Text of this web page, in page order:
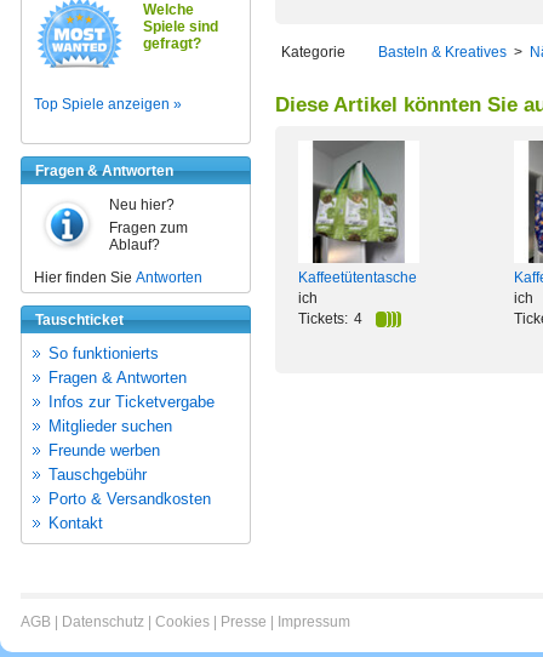
Welche
Spiele sind
gefragt?
Top Spiele anzeigen »
Fragen & Antworten
Neu hier?
Fragen zum
Ablauf?
Hier finden Sie Antworten
Tauschticket
So funktionierts
Fragen & Antworten
Infos zur Ticketvergabe
Mitglieder suchen
Freunde werben
Tauschgebühr
Porto & Versandkosten
Kontakt
Kategorie Basteln & Kreatives >
Diese Artikel könnten Sie
Kaffeetütentasche
ich
Tickets: 4
ich
AGB Datenschutz Cookies Presse Impressum